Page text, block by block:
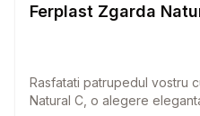
Ferplast Zgarda
Rasfatati patrupedul vostru
Natural C, o alegere